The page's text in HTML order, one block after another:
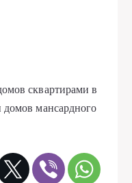
сквартирами в
домов мансардного